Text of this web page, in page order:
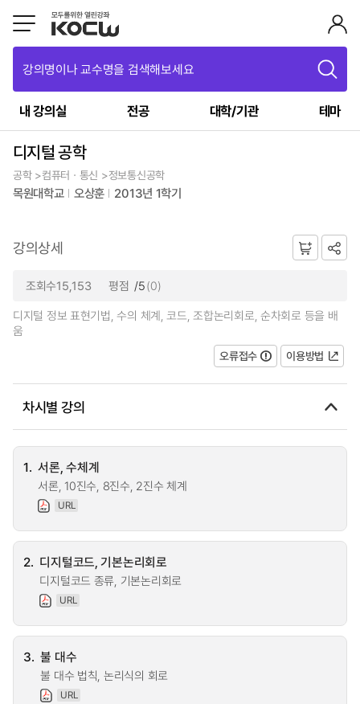
강의명이나 교수명을 검색해보세요
내 강의실 전공 대학/기관 테마
디지털 공학
공학 >컴퓨터ㆍ통신 >정보통신공학
목원대학교 오상훈 2013년 1학기
강의상세
조회수15,153 평점 /5(0)
디지털 정보 표현기법, 수의 체계, 코드, 조합논리회로, 순차회로 등을 배
움
오류접수
이용방법
차시별 강의
1. 서론, 수체계
서론, 10진수, 8진수, 2진수 체계
URL
2. 디지털코드, 기본논리회로
디지털코드 종류, 기본논리회로
URL
3. 불 대수
불 대수 법칙, 논리식의 회로
URL